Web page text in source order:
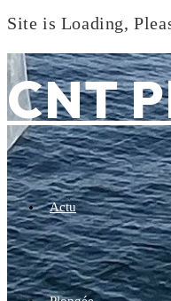
Site is Loading,
to
content
CNT
Actu